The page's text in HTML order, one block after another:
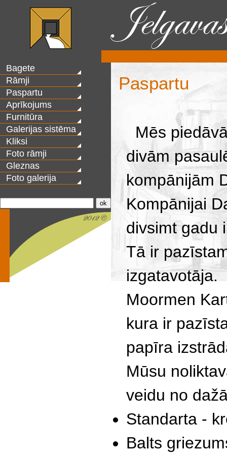
Bagete
Rāmji
Paspartu
Aprīkojums
Furnitūra
Galerijas sistēma
Kliksi
Foto rāmji
Gleznas
Foto galerija
Paspartu
Mēs
divām
kompānijām
Kompānijai
divsimt gadu
Tā ir
izgatavotāja.
Moormen
kura ir
papīra
Mūsu
veidu no
Standarta -
Balts